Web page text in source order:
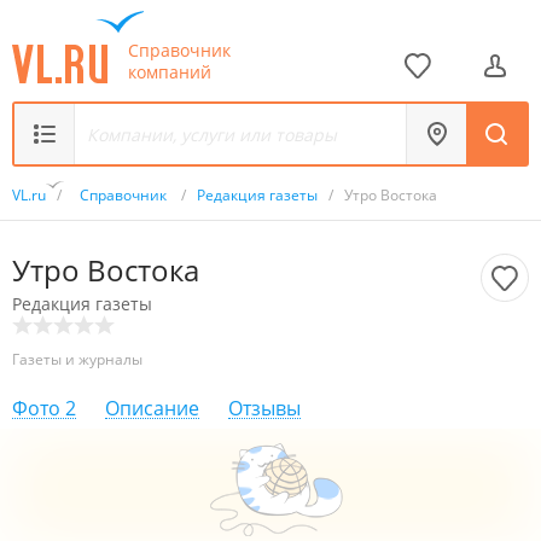
Справочник
компаний
VL.ru / Справочник / Редакция газеты / Утро Востока
Утро Востока
Редакция газеты
Газеты и журналы
Фото 2 Описание Отзывы